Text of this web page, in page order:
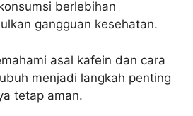
berlebihan
gangguan kesehatan.
asal kafein dan cara
menjadi langkah penting
tetap aman.